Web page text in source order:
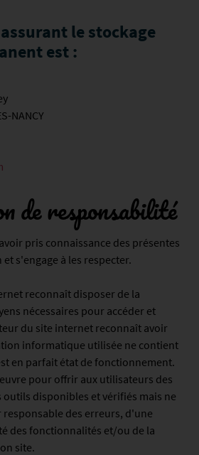
le stockage
est :
NANCY
de responsabilité
pris connaissance des présentes
s'engage à les respecter.
reconnaît disposer de la
nécessaires pour accéder et
du site internet reconnaît avoir
informatique utilisée ne contient
en parfait état de fonctionnement.
pour offrir aux utilisateurs des
disponibles et vérifiés mais ne
des erreurs, d'une
des fonctionnalités et/ou de la
site.